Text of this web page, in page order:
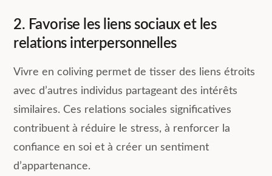
2. Favorise les liens sociaux et les
relations interpersonnelles
Vivre en coliving permet de tisser des liens étroits
avec d’autres individus partageant des intérêts
similaires. Ces relations sociales significatives
contribuent à réduire le stress, à renforcer la
confiance en soi et à créer un sentiment
d’appartenance.